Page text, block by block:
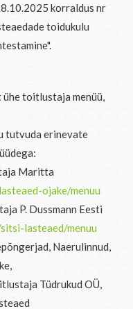
korraldus nr
toidukulu
ühe toitlustaja menüü,
tutvuda erinevate
Maritta
ojake/menuu
P. Dussmann Eesti
lasteaed/menuu
Naerulinnud,
Tüdrukud OÜ,